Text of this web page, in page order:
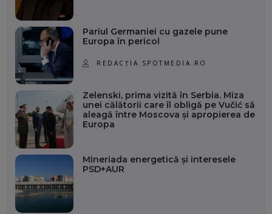
Pariul Germaniei cu gazele pune
Europa în pericol
REDACȚIA SPOTMEDIA.RO
Zelenski, prima vizită în Serbia. Miza
unei călătorii care îl obligă pe Vučić să
aleagă între Moscova și apropierea de
Europa
Mineriada energetică și interesele
PSD+AUR